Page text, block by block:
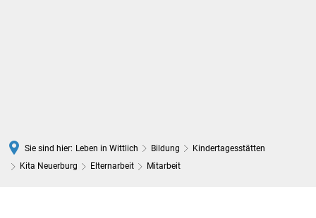
Sie sind hier: Leben in Wittlich Bildung
Kindertagesstätten
Kita Neuerburg
Elternarbeit Mitarbeit